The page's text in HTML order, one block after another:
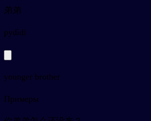
弟弟
pydìdi
younger brother
Примеры